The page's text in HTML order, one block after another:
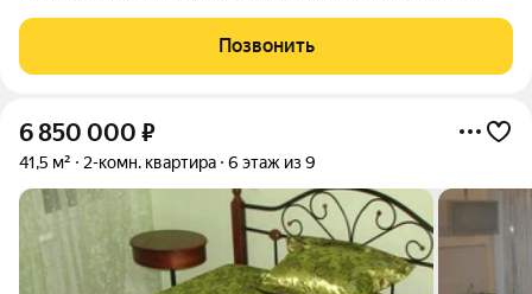
двадцати четырёх этажного кирпичного дома, построенного в
2016 году. Жилище обладает всеми
Позвонить
6 850 000 ₽
41,5 м² 2-комн. квартира 6 этаж из 9